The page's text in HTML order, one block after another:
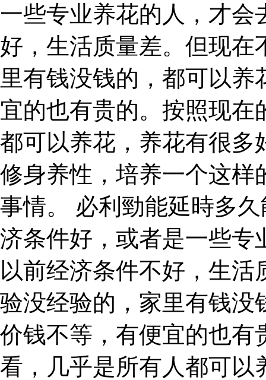
一些专业养花的人，才会
好，生活质量差。但现在
里有钱没钱的，都可以
宜的也有贵的。按照现
都可以养花，养花有很多
修身养性，培养一个这样
事情。 必利勁能延時多
济条件好，或者是一些专
以前经济条件不好，生
验没经验的，家里有钱没
价钱不等，有便宜的也有
看，几乎是所有人都可以